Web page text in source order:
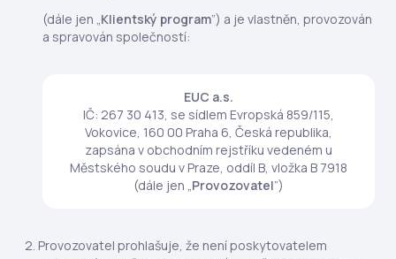
(dále jen „Klientský program”) a je vlastněn, provozován
a spravován společností:
EUC a.s.
IČ: 267 30 413, se sídlem Evropská 859/115,
Vokovice, 160 00 Praha 6, Česká republika,
zapsána v obchodním rejstříku vedeném u
Městského soudu v Praze, oddíl B, vložka B 7918
(dále jen „Provozovatel”)
Provozovatel prohlašuje, že není poskytovatelem